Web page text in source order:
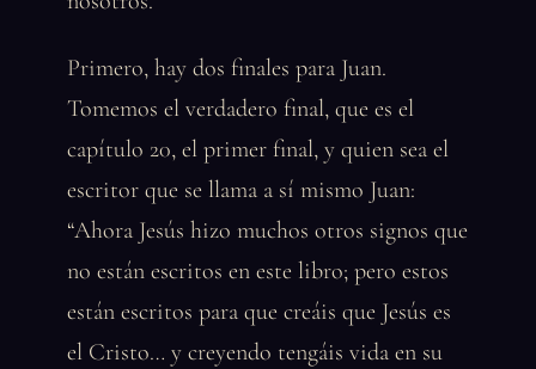
Primero, hay dos finales para Juan.
Tomemos el verdadero final, que es el
capítulo 20, el primer final, y quien sea el
escritor que se llama a sí mismo Juan:
“Ahora Jesús hizo muchos otros signos que
no están escritos en este libro; pero estos
están escritos para que creáis que Jesús es
el Cristo… y creyendo tengáis vida en su